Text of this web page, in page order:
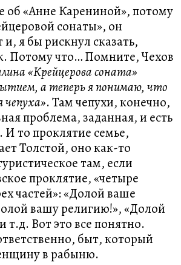
об «Анне Карениной», потому
сонаты», он
и, я бы рискнул сказать,
Потому что… Помните, Чехов
«Крейцерова соната»
а теперь я понимаю, что
чепуха». Там чепухи, конечно,
проблема, заданная, и есть
И то проклятие семье,
Толстой, оно как-то
там, если
проклятие, «четыре
частей»: «Долой ваше
вашу религию!», «Долой
т.д. Вот это все понятно.
быт, который
в рабыню.